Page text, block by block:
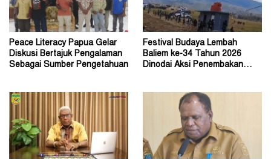
Peace Literacy Papua Gelar
Diskusi Bertajuk Pengalaman
Sebagai Sumber Pengetahuan
Festival Budaya Lembah
Baliem ke-34 Tahun 2026
Dinodai Aksi Penembakan